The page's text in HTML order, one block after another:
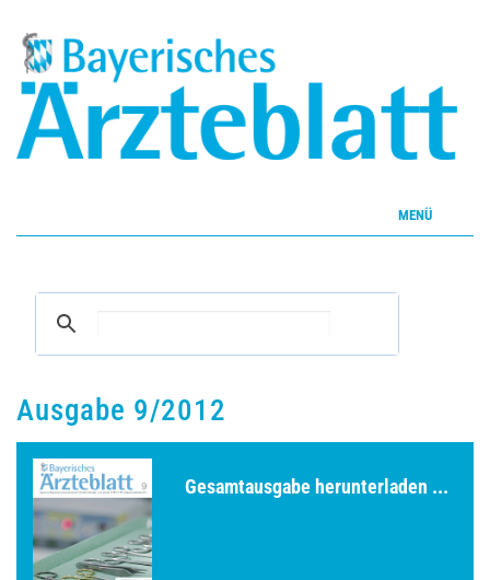
MENÜ
Inhalte
Archiv
Ausgabe 9/2012
Gesamtausgabe herunterladen ...